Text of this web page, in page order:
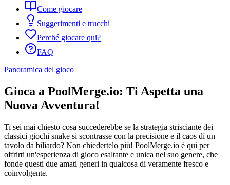
Come giocare
Suggerimenti e trucchi
Perché giocare qui?
FAQ
Panoramica del gioco
Gioca a PoolMerge.io: Ti Aspetta una
Nuova Avventura!
Ti sei mai chiesto cosa succederebbe se la strategia strisciante dei
classici giochi snake si scontrasse con la precisione e il caos di un
tavolo da biliardo? Non chiedertelo più! PoolMerge.io è qui per
offrirti un'esperienza di gioco esaltante e unica nel suo genere, che
fonde questi due amati generi in qualcosa di veramente fresco e
coinvolgente.